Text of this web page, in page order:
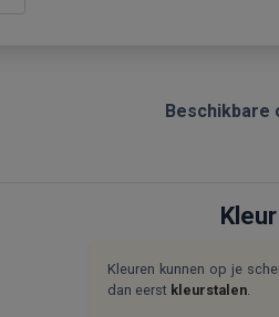
Beschikbare
Kleur
Kleuren kunnen op je
dan eerst kleurstalen.